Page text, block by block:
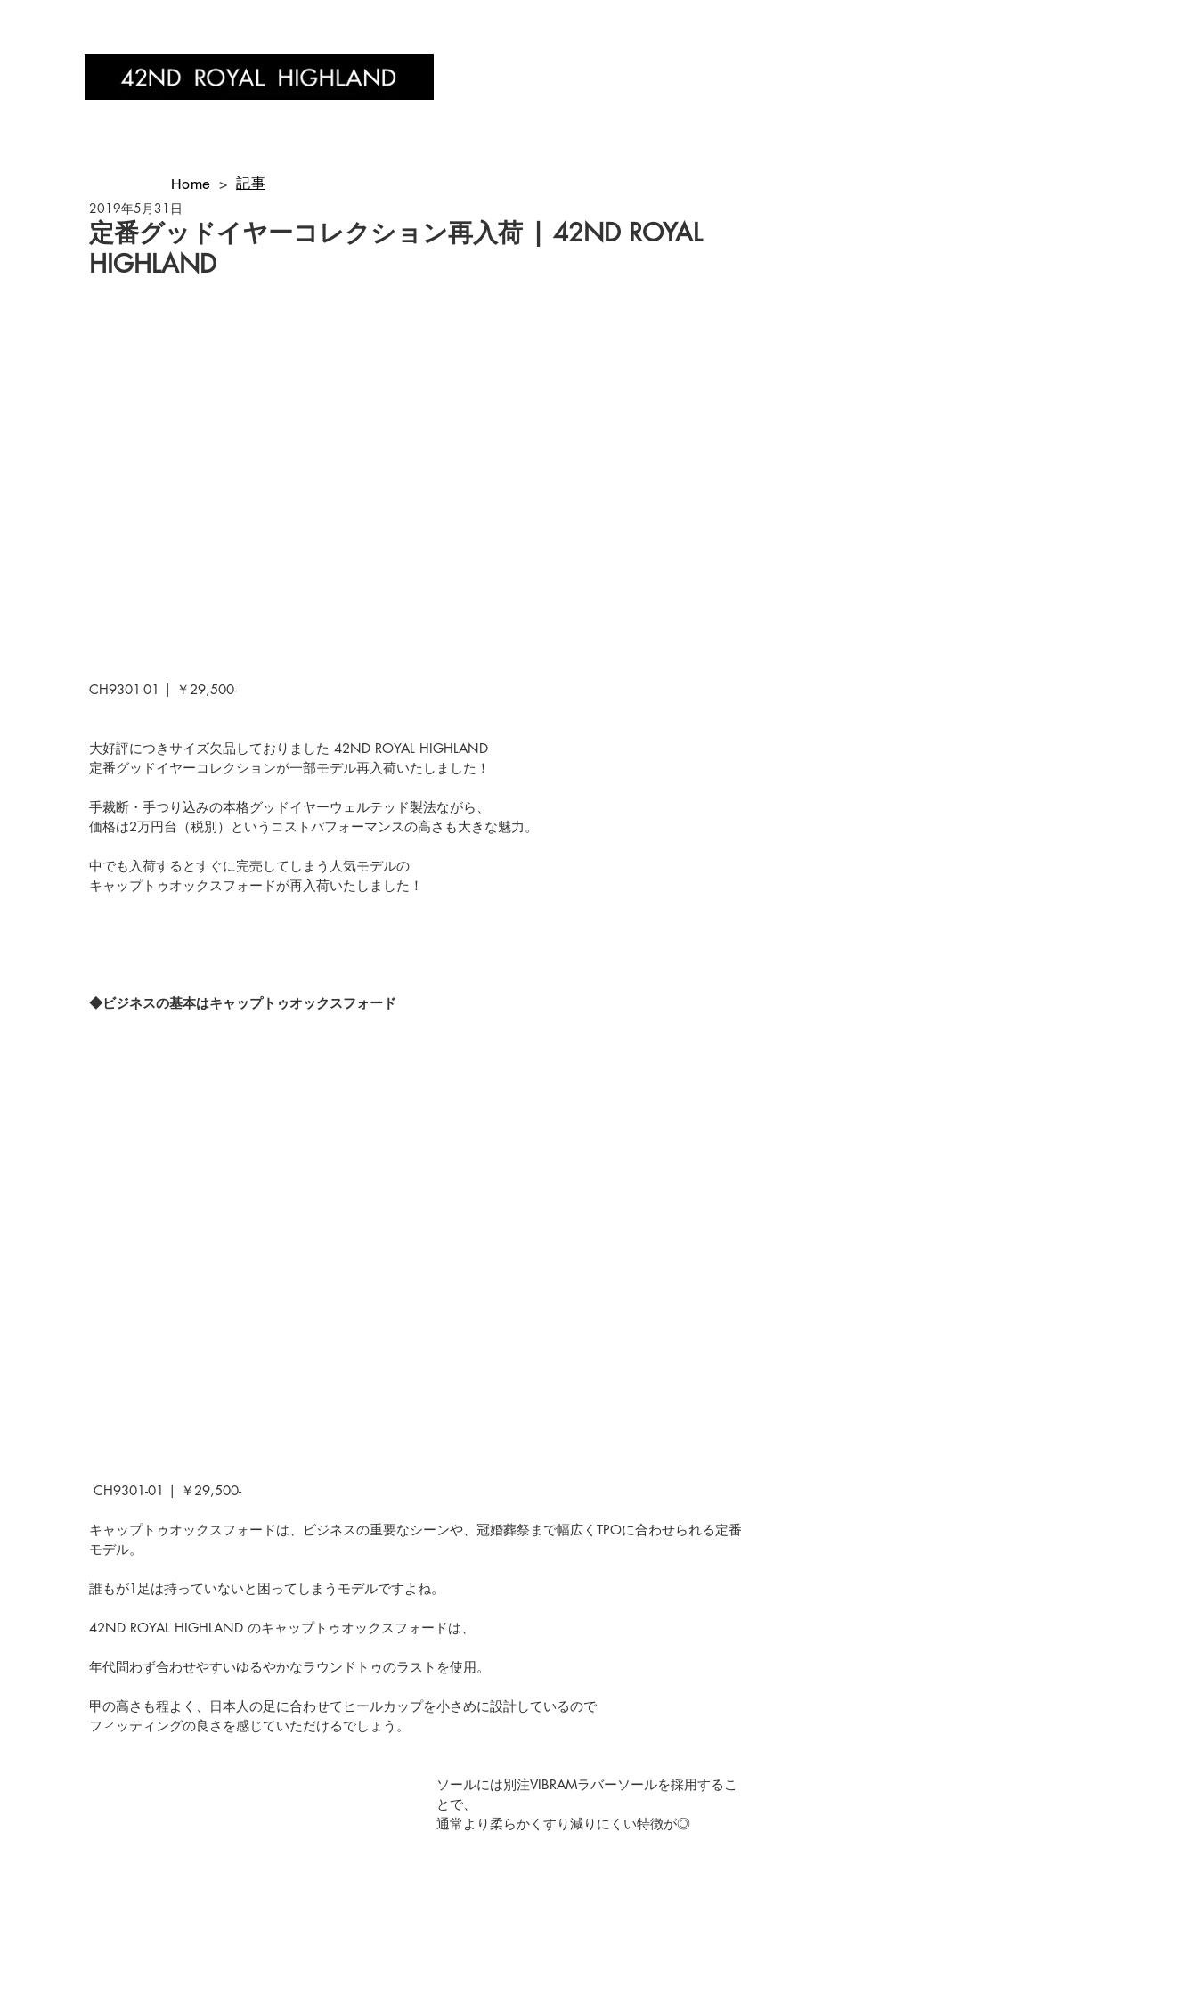
定番グッドイヤーコレクション再入荷 | 42ND ROYAL
HIGHLAND
2019年5月31日
CH9301-01 | ￥29,500-
大好評につきサイズ欠品しておりました 42ND ROYAL HIGHLAND
定番グッドイヤーコレクションが一部モデル再入荷いたしました！
手裁断・手つり込みの本格グッドイヤーウェルテッド製法ながら、
価格は2万円台（税別）というコストパフォーマンスの高さも大きな魅力。
中でも入荷するとすぐに完売してしまう人気モデルの
キャップトゥオックスフォードが再入荷いたしました！
◆ビジネスの基本はキャップトゥオックスフォード
CH9301-01 | ￥29,500-
キャップトゥオックスフォードは、ビジネスの重要なシーンや、冠婚葬祭まで幅広くTPOに合わせられる定番
モデル。
誰もが1足は持っていないと困ってしまうモデルですよね。
42ND ROYAL HIGHLAND のキャップトゥオックスフォードは、
年代問わず合わせやすいゆるやかなラウンドトゥのラストを使用。
甲の高さも程よく、日本人の足に合わせてヒールカップを小さめに設計しているので
フィッティングの良さを感じていただけるでしょう。
ソールには別注VIBRAMラバーソールを採用するこ
とで、
通常より柔らかくすり減りにくい特徴が◎
Home > 記事